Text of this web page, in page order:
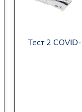
Тест 2